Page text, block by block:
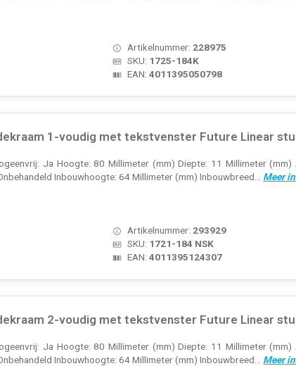
Artikelnummer: 228975
SKU: 1725-184K
EAN:4011395050798
1-voudig met tekstvenster Future Linear
Ja Hoogte: 80 Millimeter (mm) Diepte: 11 Millimeter (mm)
Inbouwhoogte: 64 Millimeter (mm) Inbouwbreed... Meer
Artikelnummer: 293929
SKU: 1721-184 NSK
EAN:4011395124307
2-voudig met tekstvenster Future Linear
Ja Hoogte: 80 Millimeter (mm) Diepte: 11 Millimeter (mm)
Inbouwhoogte: 64 Millimeter (mm) Inbouwbreed... Meer